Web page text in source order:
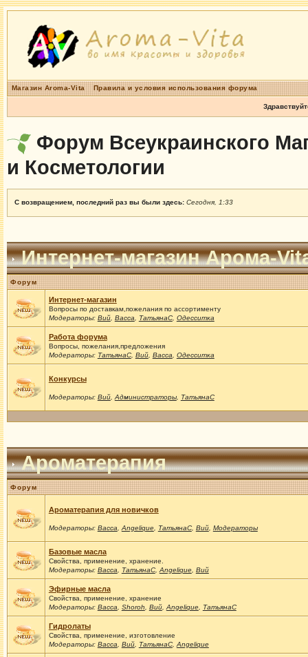
Магазин Aroma-Vita Правила и условия использования форума
Форум Всеукраинского
и Косметологии
С возвращением, последний раз вы были здесь: Сегодня, 1:33
Интернет-магазин Арома-
Форум
Интернет-магазин
Вопросы по доставкам,пожелания по ассортименту
Модераторы: Вий, Васса ТатьянаС, Одесситка
Работа форума
Вопросы, пожелания,предложения
Модераторы: ТатьянаС, Вий, Васса Одесситка
Конкурсы
Модераторы: Вий, Администраторы, ТатьянаС
Ароматерапия
Форум
Ароматерапия для новичков
Модераторы: Васса Angelique, ТатьянаС, Вий, Модераторы
Базовые масла
Свойства, применение, хранение.
Модераторы: Васса ТатьянаС, Angelique, Вий
Эфирные масла
Свойства, применение, хранение
Модераторы: Васса Shoroh Вий, Angelique, ТатьянаС
Гидролаты
Свойства, применение, изготовление
Модераторы: Васса Вий, ТатьянаС, Angelique